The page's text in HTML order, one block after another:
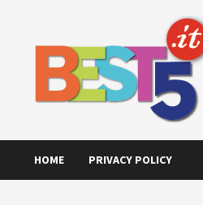
HOME PRIVACY POLICY